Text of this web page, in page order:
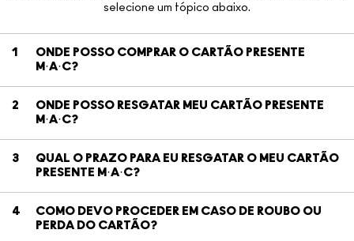
selecione um tópico abaixo.
1
ONDE POSSO COMPRAR O CARTÃO PRESENTE
M·A·C?
2
ONDE POSSO RESGATAR MEU CARTÃO PRESENTE
M·A·C?
3
QUAL O PRAZO PARA EU RESGATAR O MEU CARTÃO
PRESENTE M·A·C?
4
COMO DEVO PROCEDER EM CASO DE ROUBO OU
PERDA DO CARTÃO?